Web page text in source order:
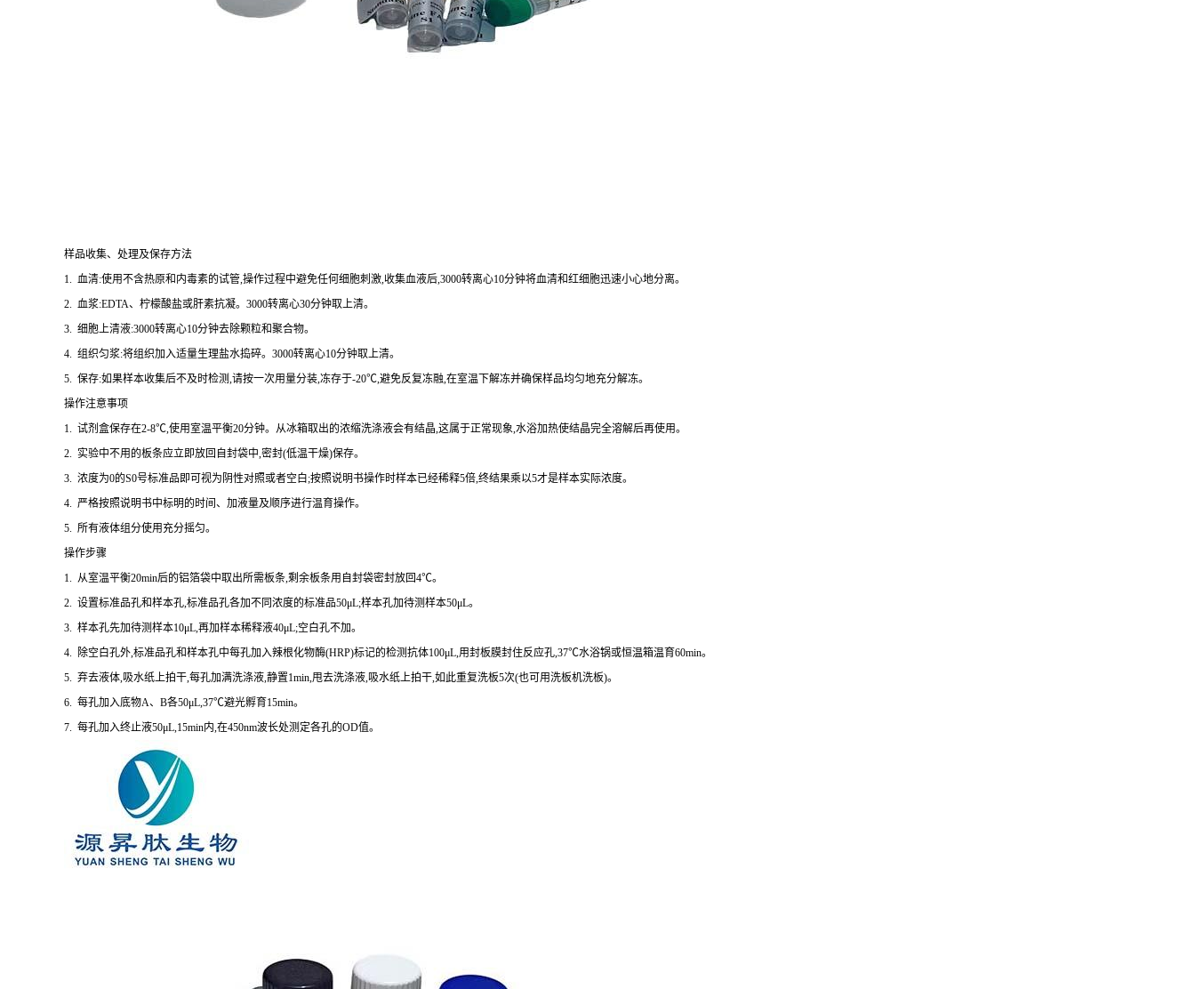
样品收集、处理及保存方法
1. 血清:使用不含热原和内毒素的试管,操作过程中避免任何细胞刺激,收集血液后,3000转离心10分钟将血清和红细胞迅速小心地分离。
2. 血浆:EDTA、柠檬酸盐或肝素抗凝。3000转离心30分钟取上清。
3. 细胞上清液:3000转离心10分钟去除颗粒和聚合物。
4. 组织匀浆:将组织加入适量生理盐水捣碎。3000转离心10分钟取上清。
5. 保存:如果样本收集后不及时检测,请按一次用量分装,冻存于-20℃,避免反复冻融,在室温下解冻并确保样品均匀地充分解冻。
操作注意事项
1. 试剂盒保存在2-8℃,使用室温平衡20分钟。从冰箱取出的浓缩洗涤液会有结晶,这属于正常现象,水浴加热使结晶完全溶解后再使用。
2. 实验中不用的板条应立即放回自封袋中,密封(低温干燥)保存。
3. 浓度为0的S0号标准品即可视为阴性对照或者空白;按照说明书操作时样本已经稀释5倍,终结果乘以5才是样本实际浓度。
4. 严格按照说明书中标明的时间、加液量及顺序进行温育操作。
5. 所有液体组分使用充分摇匀。
操作步骤
1. 从室温平衡20min后的铝箔袋中取出所需板条,剩余板条用自封袋密封放回4℃。
2. 设置标准品孔和样本孔,标准品孔各加不同浓度的标准品50μL;样本孔加待测样本50μL。
3. 样本孔先加待测样本10μL,再加样本稀释液40μL;空白孔不加。
4. 除空白孔外,标准品孔和样本孔中每孔加入辣根化物酶(HRP)标记的检测抗体100μL,用封板膜封住反应孔,37℃水浴锅或恒温箱温育60min。
5. 弃去液体,吸水纸上拍干,每孔加满洗涤液,静置1min,甩去洗涤液,吸水纸上拍干,如此重复洗板5次(也可用洗板机洗板)。
6. 每孔加入底物A、B各50μL,37℃避光孵育15min。
7. 每孔加入终止液50μL,15min内,在450nm波长处测定各孔的OD值。